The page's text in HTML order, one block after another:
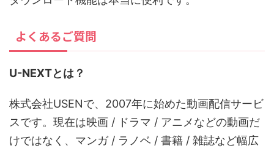
よくあるご質問
U-NEXTとは？
株式会社USENで、2007年に始めた動画配信サービ
スです。現在は映画 / ドラマ / アニメなどの動画だ
けではなく、マンガ / ラノベ / 書籍 / 雑誌など幅広